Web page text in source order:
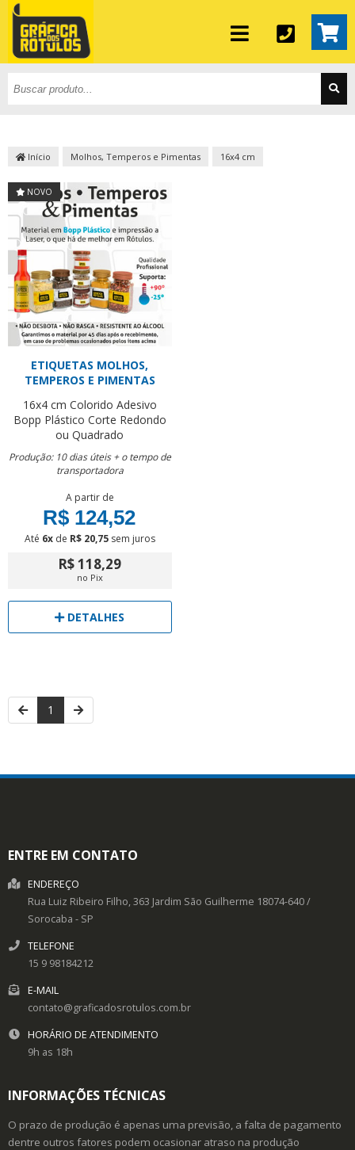
Início Molhos, Temperos e Pimentas 16x4 cm
NOVO
ETIQUETAS MOLHOS,
TEMPEROS E PIMENTAS
16x4 cm Colorido Adesivo
Bopp Plástico Corte Redondo
ou Quadrado
Produção: 10 dias úteis + o tempo de
transportadora
A partir de
R$ 124,52
Até 6xde R$ 20,75sem juros
R$ 118,29
no Pix
DETALHES
1
ENTRE EM CONTATO
ENDEREÇO
Rua Luiz Ribeiro Filho, 363 Jardim São Guilherme 18074-640/
Sorocaba - SP
TELEFONE
15 9 98184212
E-MAIL
contato@graficadosrotulos.com.br
HORÁRIO DE ATENDIMENTO
9h as 18h
INFORMAÇÕES TÉCNICAS
O prazo de produção é apenas uma previsão, a falta de pagamento
dentre outros fatores podem ocasionar atraso na produção